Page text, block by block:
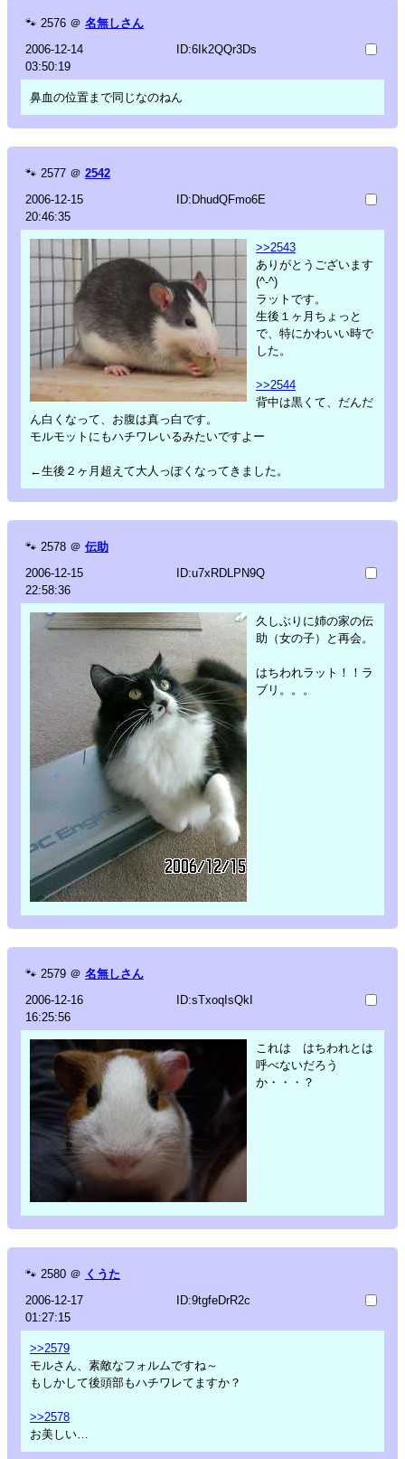
🐾 2576 ＠ 名無しさん
2006-12-14
03:50:19
ID:6Ik2QQr3Ds
鼻血の位置まで同じなのねん
🐾 2577 ＠ 2542
2006-12-15
20:46:35
ID:DhudQFmo6E
>>2543
ありがとうございます
(^-^)
ラットです。
生後１ヶ月ちょっと
で、特にかわいい時で
した。
>>2544
背中は黒くて、だんだ
ん白くなって、お腹は真っ白です。
モルモットにもハチワレいるみたいですよー
←生後２ヶ月超えて大人っぽくなってきました。
🐾 2578 ＠ 伝助
2006-12-15
22:58:36
ID:u7xRDLPN9Q
久しぶりに姉の家の伝
助（女の子）と再会。
はちわれラット！！ラ
ブリ。。。
🐾 2579 ＠ 名無しさん
2006-12-16
16:25:56
ID:sTxoqIsQkI
これは はちわれとは
呼べないだろう
か・・・？
🐾 2580 ＠ くうた
2006-12-17
01:27:15
ID:9tgfeDrR2c
>>2579
モルさん、素敵なフォルムですね～
もしかして後頭部もハチワレてますか？
>>2578
お美しい…